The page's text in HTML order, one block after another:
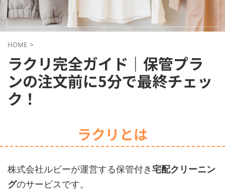
HOME >
ラクリ完全ガイド｜保管プラ
ンの注文前に5分で最終チェッ
ク！
ラクリとは
株式会社ルビーが運営する保管付き宅配クリーニン
グのサービスです。